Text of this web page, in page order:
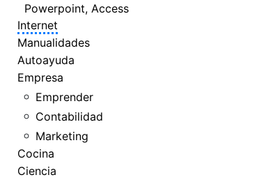
Powerpoint, Access
Internet
Manualidades
Autoayuda
Empresa
Emprender
Contabilidad
Marketing
Cocina
Ciencia